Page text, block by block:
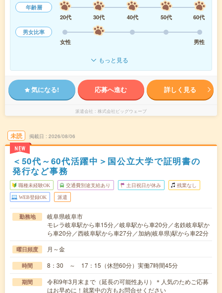
年齢層
20代
30代 40代 50代
60代
男女比率
女性
男性
もっと見る
気になる! 応募へ進む 詳しく見る
派遣会社 株式会社ビッグウェーブ
未読
NEW
掲載日 2026/08/06
＜50代～60代活躍中＞国公立大学で証明書の
発行など事務
職種未経験OK 交通費別途支給あり 土日祝日が休み 残業なし
WEB登録OK 派遣
勤務地
岐阜県岐阜市
モレラ岐阜駅から車15分／岐阜駅から車20分／名鉄岐阜駅か
ら車20分／西岐阜駅から車27分／加納(岐阜県)駅から車22分
曜日頻度 月～金
時間 8：30 ～ 17：15（休憩60分）実働7時間45分
期間
令和9年3月末まで（延長の可能性あり）＊人気のためご応募
はお早めに！就業中の方もお問合せください